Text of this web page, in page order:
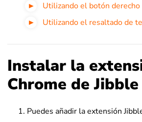
Utilizando el botón derecho
Utilizando el resaltado de
Instalar la
Chrome de Jibble
Puedes añadir la extensión